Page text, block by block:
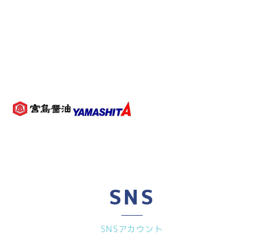
SNS
SNSアカウント